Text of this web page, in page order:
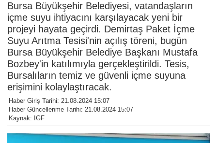
Bursa Büyükşehir Belediyesi, vatandaşların
içme suyu ihtiyacını karşılayacak yeni bir
projeyi hayata geçirdi. Demirtaş Paket İçme
Suyu Arıtma Tesisi'nin açılış töreni, bugün
Bursa Büyükşehir Belediye Başkanı Mustafa
Bozbey'in katılımıyla gerçekleştirildi. Tesis,
Bursalıların temiz ve güvenli içme suyuna
erişimini kolaylaştıracak.
Haber Giriş Tarihi: 21.08.2024 15:07
Haber Güncellenme Tarihi: 21.08.2024 15:07
Kaynak: IGF